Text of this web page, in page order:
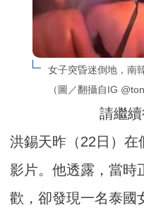
女子突昏迷倒地，南
（圖／翻攝自IG
請繼
洪錫天昨（22日）
影片。他透露，當時
歡，卻發現一名泰國